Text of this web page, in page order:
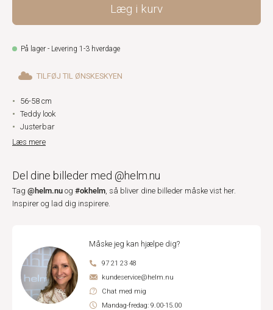
Læg i kurv
På lager - Levering 1-3 hverdage
TILFØJ TIL ØNSKESKYEN
56-58 cm
Teddy look
Justerbar
Læs mere
Del dine billeder med @helm.nu
Tag @helm.nu og #okhelm, så bliver dine billeder måske vist her.
Inspirer og lad dig inspirere.
Måske jeg kan hjælpe dig?
97 21 23 48
kundeservice@helm.nu
Chat med mig
Mandag-fredag: 9.00-15.00